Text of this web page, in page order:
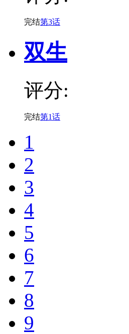
完结第3话
双生
评分:
完结第1话
1
2
3
4
5
6
7
8
9